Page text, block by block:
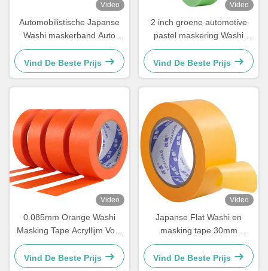
Video
Automobilistische Japanse
Washi maskerband Auto
Goldband Rijspapierband
100mic
Vind De Beste Prijs
Video
2 inch groene automotive
pastel maskering Washi
papier tape decoratie rubber
acryl
Vind De Beste Prijs
Video
0.085mm Orange Washi
Masking Tape Acryllijm Voor
Auto Boot Verf
Vind De Beste Prijs
Video
Japanse Flat Washi en
masking tape 30mm
0,12mm 150 graden hoge
temperatuur
Vind De Beste Prijs